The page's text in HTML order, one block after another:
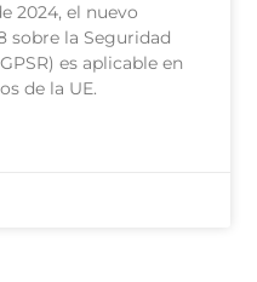
2024, el nuevo
sobre la Seguridad
es aplicable en
de la UE.